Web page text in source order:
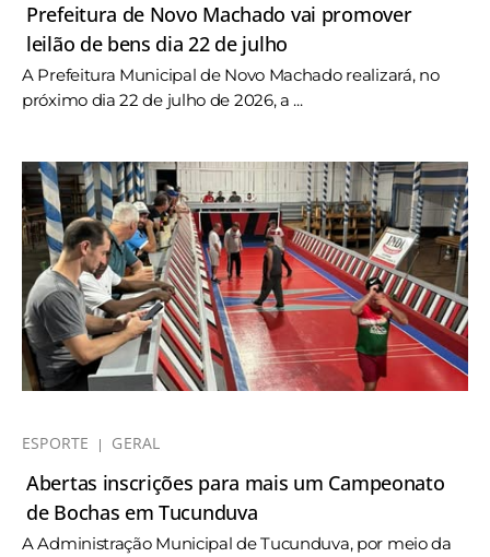
Prefeitura de Novo Machado vai promover
leilão de bens dia 22 de julho
A Prefeitura Municipal de Novo Machado realizará, no
próximo dia 22 de julho de 2026, a ...
ESPORTE GERAL
Abertas inscrições para mais um Campeonato
de Bochas em Tucunduva
A Administração Municipal de Tucunduva, por meio da